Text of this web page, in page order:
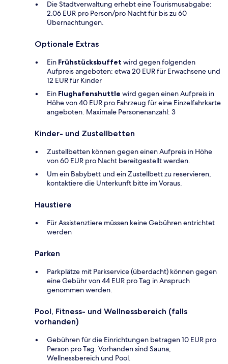
Die Stadtverwaltung erhebt eine Tourismusabgabe:
2.06 EUR pro Person/pro Nacht für bis zu 60
Übernachtungen.
Optionale Extras
Ein Frühstücksbuffet wird gegen folgenden
Aufpreis angeboten: etwa 20 EUR für Erwachsene und
12 EUR für Kinder
Ein Flughafenshuttle wird gegen einen Aufpreis in
Höhe von 40 EUR pro Fahrzeug für eine Einzelfahrkarte
angeboten. Maximale Personenanzahl: 3
Kinder- und Zustellbetten
Zustellbetten können gegen einen Aufpreis in Höhe
von 60 EUR pro Nacht bereitgestellt werden.
Um ein Babybett und ein Zustellbett zu reservieren,
kontaktiere die Unterkunft bitte im Voraus.
Haustiere
Für Assistenztiere müssen keine Gebühren entrichtet
werden
Parken
Parkplätze mit Parkservice (überdacht) können gegen
eine Gebühr von 44 EUR pro Tag in Anspruch
genommen werden.
Pool, Fitness- und Wellnessbereich (falls
vorhanden)
Gebühren für die Einrichtungen betragen 10 EUR pro
Person pro Tag. Vorhanden sind Sauna,
Wellnessbereich und Pool.